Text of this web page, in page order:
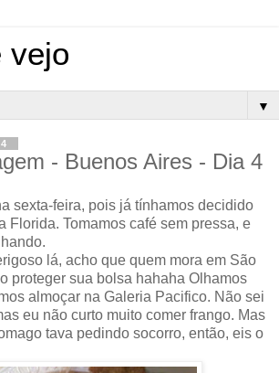
vejo
▼
- Buenos Aires - Dia 4
sexta-feira, pois já tínhamos decidido
Florida. Tomamos café sem pressa, e
lá, acho que quem mora em São
proteger sua bolsa hahaha Olhamos
almoçar na Galeria Pacifico. Não sei
eu não curto muito comer frango. Mas
tava pedindo socorro, então, eis o